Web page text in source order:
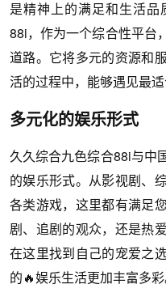
是精神上的满足和生活
88i，作为一个综合性平台
道路。它将多元的资源和
活的过程中，能够遇见最适
多元化的娱乐形式
久久综合九色综合88i与中
的娱乐形式。从影视剧、
各类游戏，这里都有满足
剧、追剧的观众，还是热
在这里找到自己的宠爱之
的🔥娱乐生活更加丰富多彩